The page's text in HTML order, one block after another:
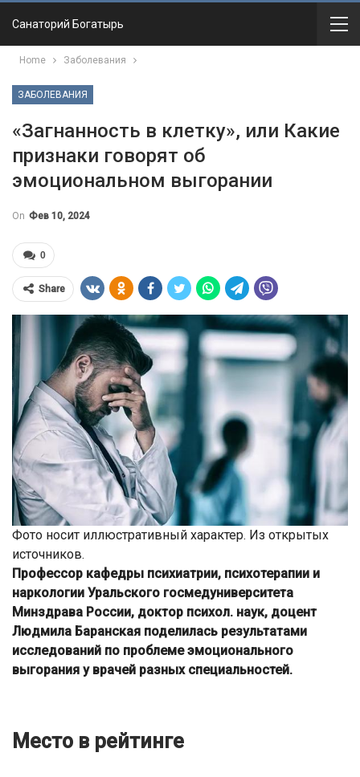
Санаторий Богатырь
Home Заболевания
ЗАБОЛЕВАНИЯ
«Загнанность в клетку», или Какие
признаки говорят об
эмоциональном выгорании
On Фев 10, 2024
0
Share
Фото носит иллюстративный характер. Из открытых
источников.
Профессор кафедры психиатрии, психотерапии и
наркологии Уральского госмедуниверситета
Минздрава России, доктор психол. наук, доцент
Людмила Баранская поделилась результатами
исследований по проблеме эмоционального
выгорания у врачей разных специальностей.
Место в рейтинге